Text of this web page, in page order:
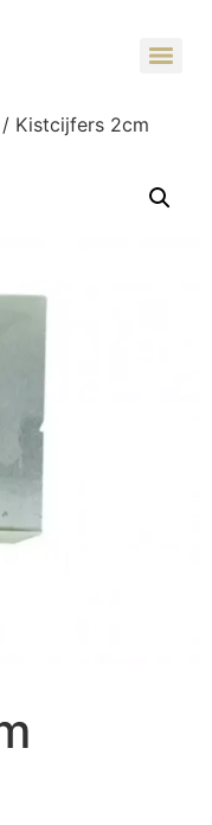
/ Kistcijfers 2cm